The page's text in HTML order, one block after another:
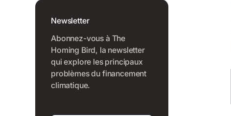
Newsletter
Abonnez-vous à The
Homing Bird, la newsletter
qui explore les principaux
problèmes du financement
climatique.